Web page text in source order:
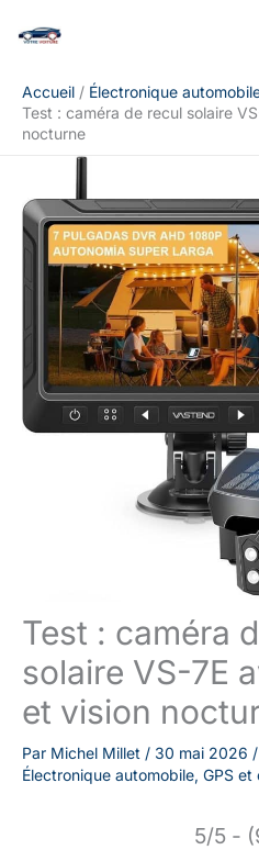
Accueil
Électronique
Test : caméra de recul solaire
nocturne
Test : caméra
solaire VS-7E
et vision
Par Michel Millet / 30 mai 2026 /
Électronique automobile, GPS et
5/5 -